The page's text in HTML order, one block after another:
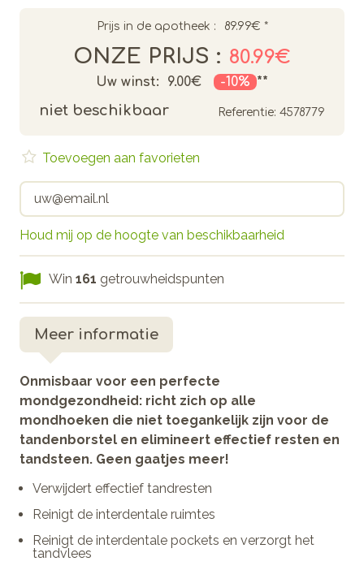
Prijs in de apotheek : 89.99€ *
ONZE PRIJS : 80.99€
Uw winst: 9.00€ -10% **
niet beschikbaar Referentie: 4578779
Houd mij op de hoogte van beschikbaarheid
Toevoegen aan favorieten
Win 161 getrouwheidspunten
Meer informatie
Onmisbaar voor een perfecte
mondgezondheid: richt zich op alle
mondhoeken die niet toegankelijk zijn voor de
tandenborstel en elimineert effectief resten en
tandsteen. Geen gaatjes meer!
Verwijdert effectief tandresten
Reinigt de interdentale ruimtes
Reinigt de interdentale pockets en verzorgt het
tandvlees